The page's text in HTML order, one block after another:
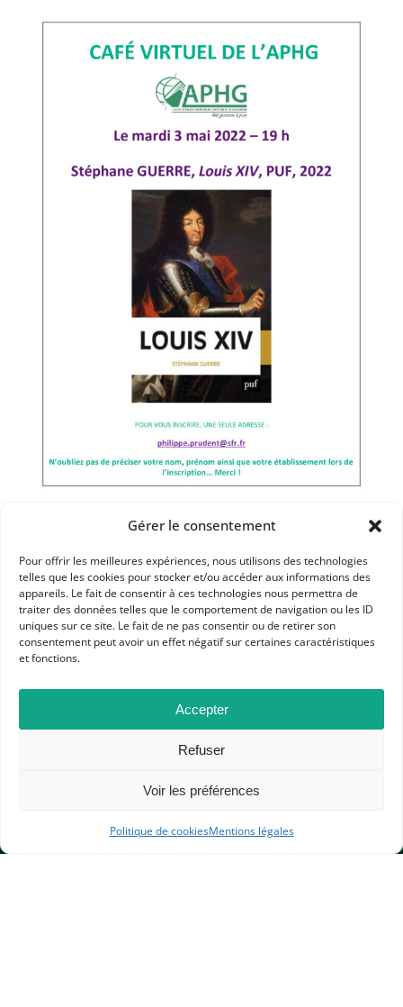
Gérer le consentement
Pour offrir les meilleures expériences, nous utilisons des technologies
telles que les cookies pour stocker et/ou accéder aux informations des
appareils. Le fait de consentir à ces technologies nous permettra de
traiter des données telles que le comportement de navigation ou les ID
uniques sur ce site. Le fait de ne pas consentir ou de retirer son
consentement peut avoir un effet négatif sur certaines caractéristiques
et fonctions.
Accepter
Refuser
Voir les préférences
Politique de cookiesMentions légales
RESSOURCES
TEMPS MODERNES
CAFÉS VIRTUELS
RESSOURCES APHG POUR LES ADHÉRENTS
COLLÈGE
ÉLÉMENTAIRE
LYCÉE GÉNÉRAL ET TECHNOLOGIQUE
APHG